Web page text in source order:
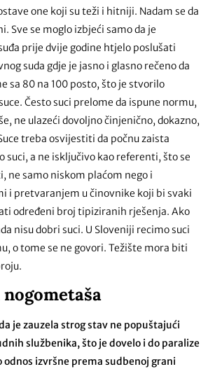
one koji su teži i hitniji. Nadam se da
Sve se moglo izbjeći samo da je
prije dvije godine htjelo poslušati
suda gdje je jasno i glasno rečeno da
sa 80 na 100 posto, što je stvorilo
Često suci prelome da ispune normu,
ne ulazeći dovoljno činjenično, dokazno,
treba osvijestiti da počnu zaista
suci, a ne isključivo kao referenti, što se
ne samo niskom plaćom nego i
i pretvaranjem u činovnike koji bi svaki
određeni broj tipiziranih rješenja. Ako
nisu dobri suci. U Sloveniji recimo suci
o tome se ne govori. Težište mora biti
je zauzela strog stav ne popuštajući
službenika, što je dovelo i do paralize
odnos izvršne prema sudbenoj grani